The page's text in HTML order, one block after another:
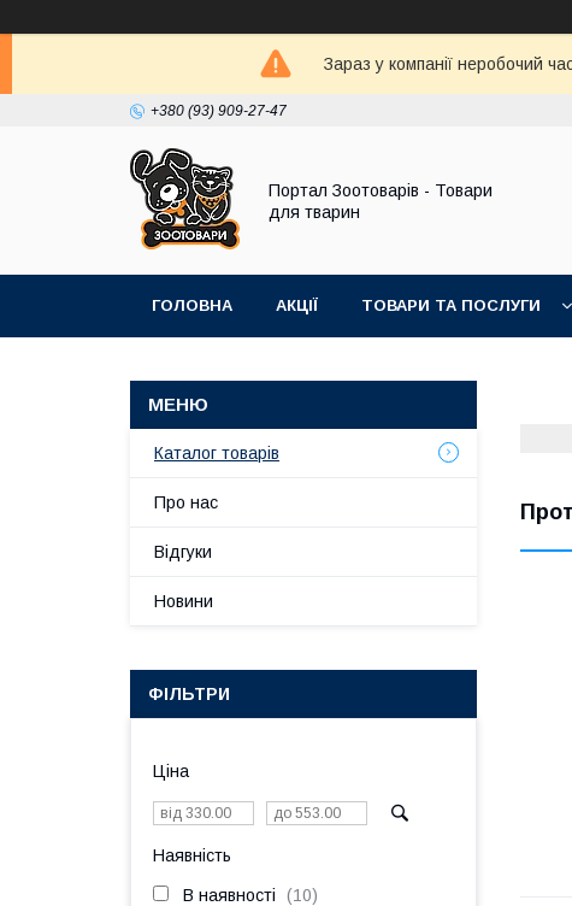
Зараз у компанії неробочий
+380 (93) 909-27-47
Портал Зоотоварів - Товари
для тварин
ГОЛОВНА АКЦІЇ ТОВАРИ ТА ПОСЛУГИ
Каталог товарів
Про нас
Відгуки
Новини
ФІЛЬТРИ
Ціна
Наявність
В наявності 10